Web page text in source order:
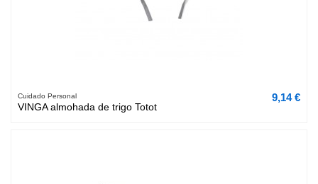
Cuidado Personal
VINGA almohada de trigo Totot
9,14 €